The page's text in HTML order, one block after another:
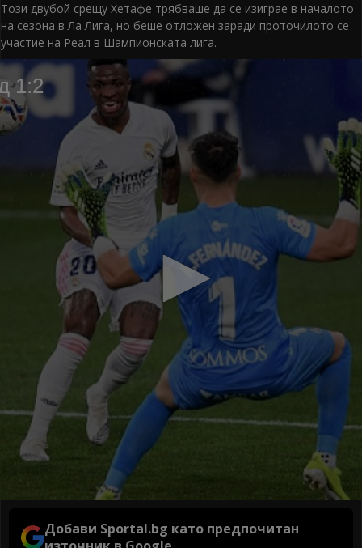
Този двубой срещу Хетафе трябваше да се изиграе в началото
на сезона в Ла Лига, но беше отложен заради проточилото се
участие на Реал в Шампионската лига.
Добави Sportal.bg като предпочитан